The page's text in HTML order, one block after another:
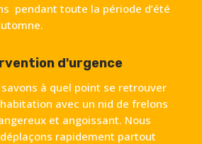
pendant toute la période d’été
d'urgence
savons à quel point se retrouver
avec un nid de frelons
et angoissant. Nous
rapidement partout